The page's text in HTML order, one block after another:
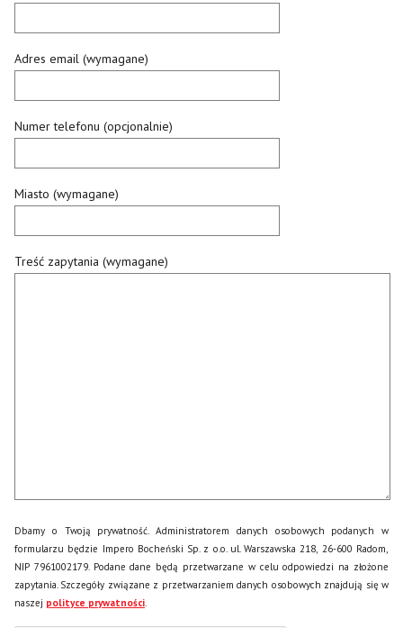
Adres email (wymagane)
Numer telefonu (opcjonalnie)
Miasto (wymagane)
Treść zapytania (wymagane)
Dbamy o Twoją prywatność. Administratorem danych osobowych podanych w
formularzu będzie Impero Bocheński Sp. z o.o. ul. Warszawska 218, 26-600 Radom,
NIP 7961002179. Podane dane będą przetwarzane w celu odpowiedzi na złożone
zapytania. Szczegóły związane z przetwarzaniem danych osobowych znajdują się w
naszej polityce prywatności